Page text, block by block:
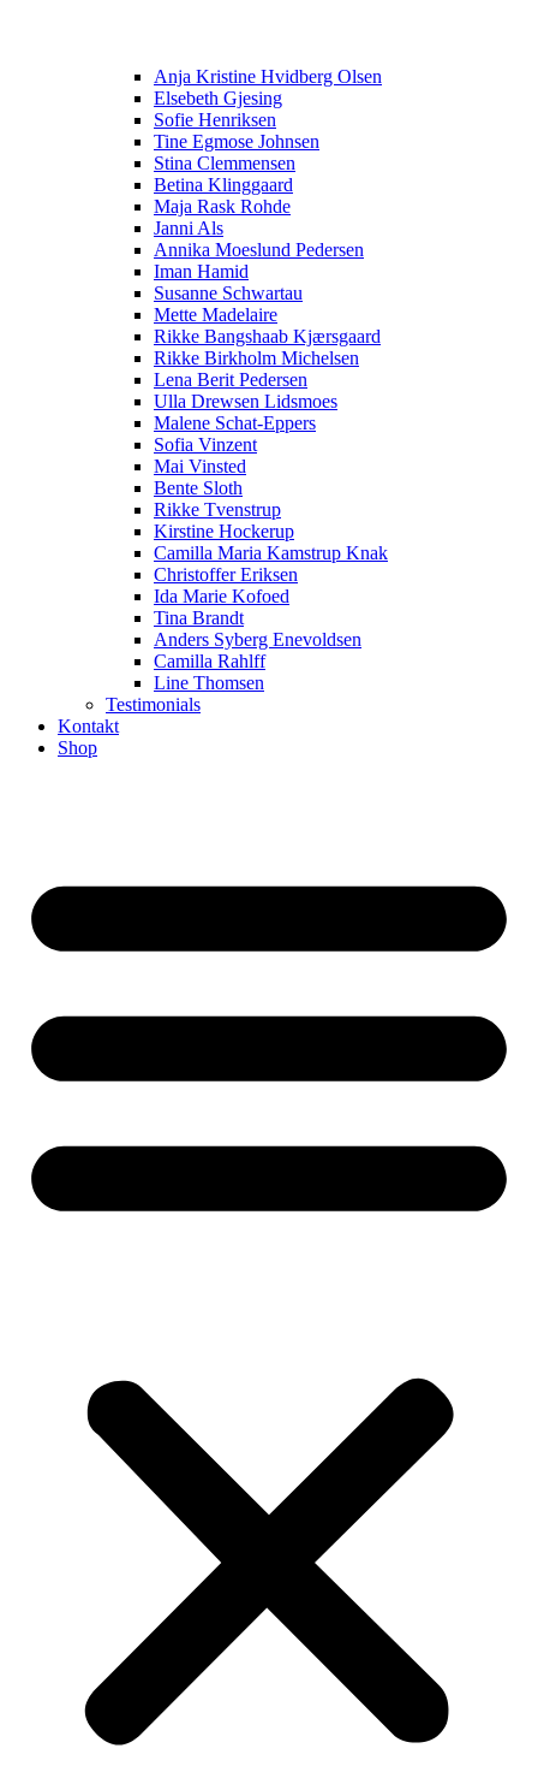
Anja Kristine Hvidberg Olsen
Elsebeth Gjesing
Sofie Henriksen
Tine Egmose Johnsen
Stina Clemmensen
Betina Klinggaard
Maja Rask Rohde
Janni Als
Annika Moeslund Pedersen
Iman Hamid
Susanne Schwartau
Mette Madelaire
Rikke Bangshaab Kjærsgaard
Rikke Birkholm Michelsen
Lena Berit Pedersen
Ulla Drewsen Lidsmoes
Malene Schat-Eppers
Sofia Vinzent
Mai Vinsted
Bente Sloth
Rikke Tvenstrup
Kirstine Hockerup
Camilla Maria Kamstrup Knak
Christoffer Eriksen
Ida Marie Kofoed
Tina Brandt
Anders Syberg Enevoldsen
Camilla Rahlff
Line Thomsen
Testimonials
Kontakt
Shop